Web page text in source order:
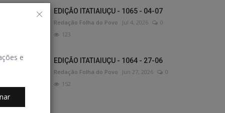
e
EDIÇÃO ITATIAIUÇU - 1065 - 04-07
Redação Folha do Povo Jul 4, 2026
0
123
EDIÇÃO ITATIAIUÇU - 1064 - 27-06
Redação Folha do Povo Jun 27, 2026
0
152